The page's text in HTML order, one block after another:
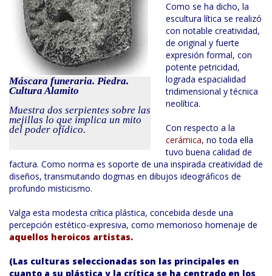
Máscara funeraria. Piedra.
Cultura Alamito
Muestra dos serpientes sobre las
mejillas lo que implica un mito
del poder ofídico.
Como se ha dicho, la
escultura lítica se realizó
con notable creatividad,
de original y fuerte
expresión formal, con
potente petricidad,
lograda espacialidad
tridimensional y técnica
neolítica.
Con respecto a la
cerámica, no toda ella
tuvo buena calidad de
factura. Como norma es soporte de una inspirada creatividad de
diseños, transmutando dogmas en dibujos ideográficos de
profundo misticismo.
Valga esta modesta crítica plástica, concebida desde una
percepción estético-expresiva, como memorioso homenaje de
aquellos heroicos artistas.
(Las culturas seleccionadas son las principales en
cuanto a su plástica y la crítica se ha centrado en los